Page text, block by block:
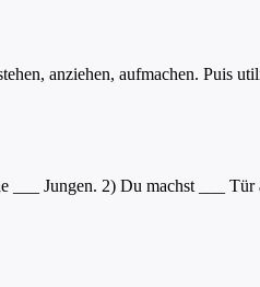
anziehen, aufmachen. Puis
___ Jungen. 2) Du machst ___